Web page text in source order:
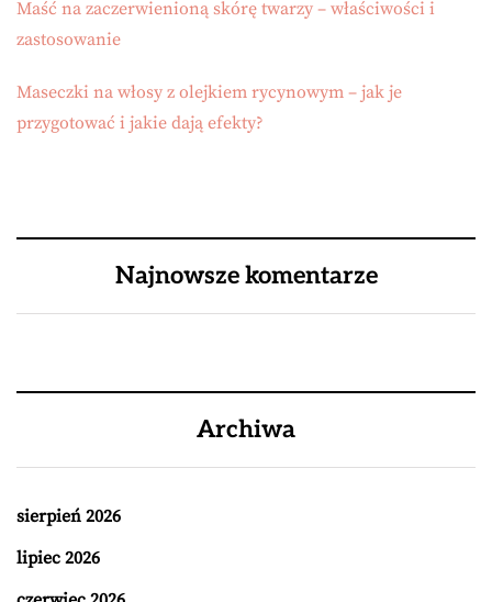
Maść na zaczerwienioną skórę twarzy – właściwości i
zastosowanie
Maseczki na włosy z olejkiem rycynowym – jak je
przygotować i jakie dają efekty?
Najnowsze komentarze
Archiwa
sierpień 2026
lipiec 2026